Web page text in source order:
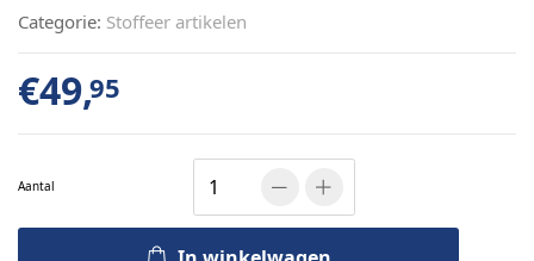
Categorie: Stoffeer artikelen
€49,95
Aantal